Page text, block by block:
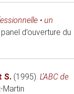
• un
d’ouverture du
S. (1995). L’ABC de
Martin